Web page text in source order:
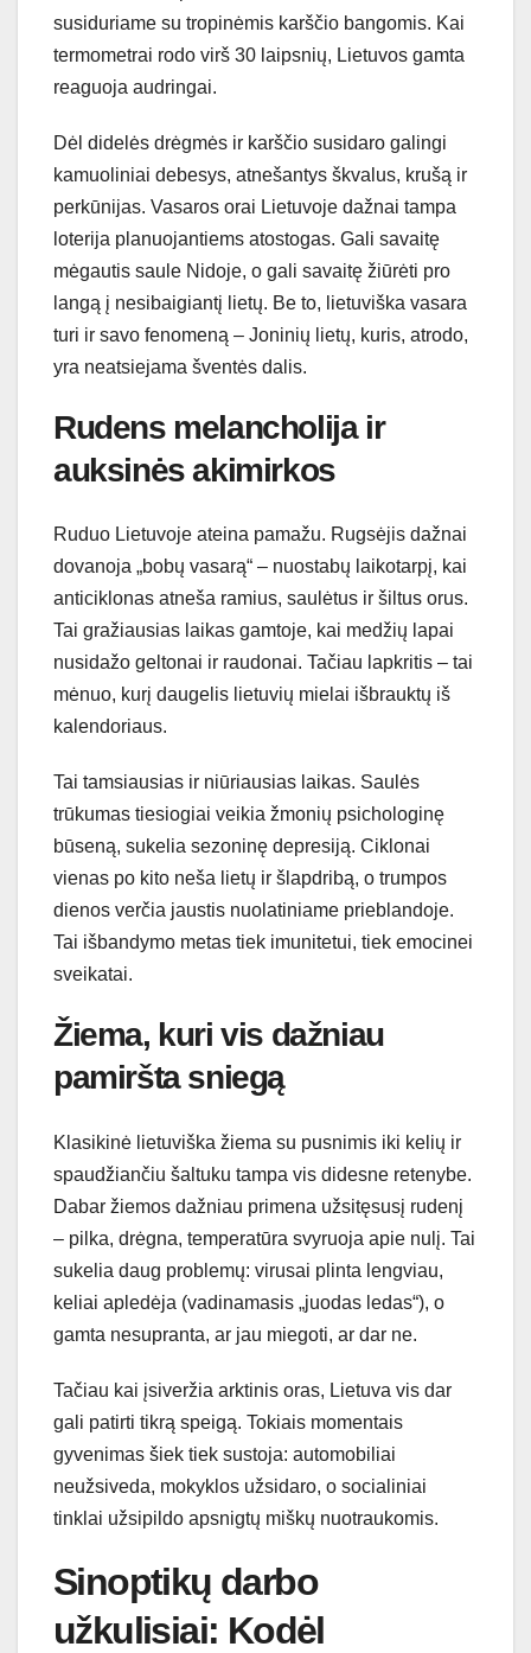
susiduriame su tropinėmis karščio bangomis. Kai
termometrai rodo virš 30 laipsnių, Lietuvos gamta
reaguoja audringai.
Dėl didelės drėgmės ir karščio susidaro galingi
kamuoliniai debesys, atnešantys škvalus, krušą ir
perkūnijas. Vasaros orai Lietuvoje dažnai tampa
loterija planuojantiems atostogas. Gali savaitę
mėgautis saule Nidoje, o gali savaitę žiūrėti pro
langą į nesibaigiantį lietų. Be to, lietuviška vasara
turi ir savo fenomeną – Joninių lietų, kuris, atrodo,
yra neatsiejama šventės dalis.
Rudens melancholija ir
auksinės akimirkos
Ruduo Lietuvoje ateina pamažu. Rugsėjis dažnai
dovanoja „bobų vasarą“ – nuostabų laikotarpį, kai
anticiklonas atneša ramius, saulėtus ir šiltus orus.
Tai gražiausias laikas gamtoje, kai medžių lapai
nusidažo geltonai ir raudonai. Tačiau lapkritis – tai
mėnuo, kurį daugelis lietuvių mielai išbrauktų iš
kalendoriaus.
Tai tamsiausias ir niūriausias laikas. Saulės
trūkumas tiesiogiai veikia žmonių psichologinę
būseną, sukelia sezoninę depresiją. Ciklonai
vienas po kito neša lietų ir šlapdribą, o trumpos
dienos verčia jaustis nuolatiniame prieblandoje.
Tai išbandymo metas tiek imunitetui, tiek emocinei
sveikatai.
Žiema, kuri vis dažniau
pamiršta sniegą
Klasikinė lietuviška žiema su pusnimis iki kelių ir
spaudžiančiu šaltuku tampa vis didesne retenybe.
Dabar žiemos dažniau primena užsitęsusį rudenį
– pilka, drėgna, temperatūra svyruoja apie nulį. Tai
sukelia daug problemų: virusai plinta lengviau,
keliai apledėja (vadinamasis „juodas ledas“), o
gamta nesupranta, ar jau miegoti, ar dar ne.
Tačiau kai įsiveržia arktinis oras, Lietuva vis dar
gali patirti tikrą speigą. Tokiais momentais
gyvenimas šiek tiek sustoja: automobiliai
neužsiveda, mokyklos užsidaro, o socialiniai
tinklai užsipildo apsnigtų miškų nuotraukomis.
Sinoptikų darbo
užkulisiai: Kodėl